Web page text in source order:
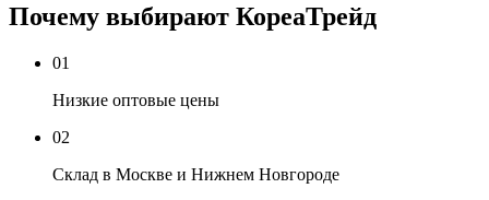
Почему выбирают КореаТрейд
01
Низкие оптовые цены
02
Склад в Москве и Нижнем Новгороде